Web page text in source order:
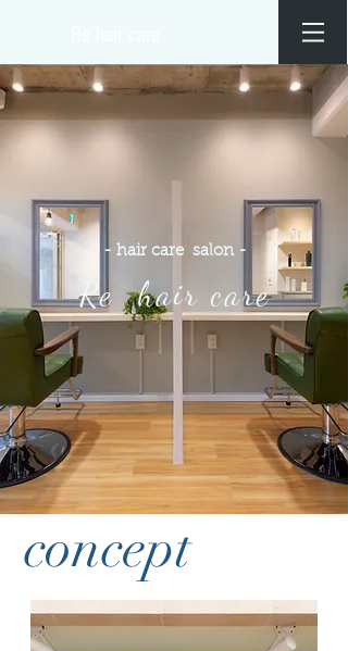
- hair care salon -
Re hair care
​concept